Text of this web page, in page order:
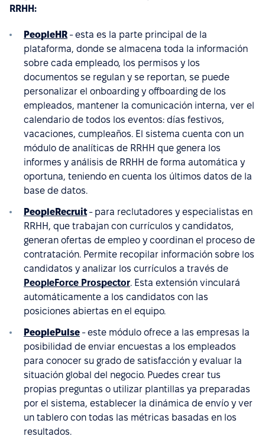
RRHH:
PeopleHR - esta es la parte principal de la
plataforma, donde se almacena toda la información
sobre cada empleado, los permisos y los
documentos se regulan y se reportan, se puede
personalizar el onboarding y offboarding de los
empleados, mantener la comunicación interna, ver el
calendario de todos los eventos: días festivos,
vacaciones, cumpleaños. El sistema cuenta con un
módulo de analíticas de RRHH que genera los
informes y análisis de RRHH de forma automática y
oportuna, teniendo en cuenta los últimos datos de la
base de datos.
PeopleRecruit- para reclutadores y especialistas en
RRHH, que trabajan con currículos y candidatos,
generan ofertas de empleo y coordinan el proceso de
contratación. Permite recopilar información sobre los
candidatos y analizar los currículos a través de
PeopleForce Prospector. Esta extensión vinculará
automáticamente a los candidatos con las
posiciones abiertas en el equipo.
PeoplePulse - este módulo ofrece a las empresas la
posibilidad de enviar encuestas a los empleados
para conocer su grado de satisfacción y evaluar la
situación global del negocio. Puedes crear tus
propias preguntas o utilizar plantillas ya preparadas
por el sistema, establecer la dinámica de envío y ver
un tablero con todas las métricas basadas en los
resultados.